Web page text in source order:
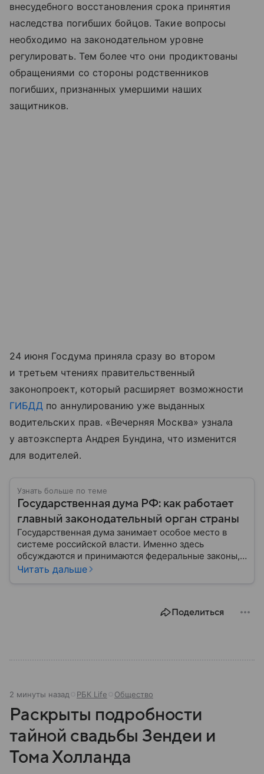
внесудебного восстановления срока принятия
наследства погибших бойцов. Такие вопросы
необходимо на законодательном уровне
регулировать. Тем более что они продиктованы
обращениями со стороны родственников
погибших, признанных умершими наших
защитников.
24 июня Госдума приняла сразу во втором
и третьем чтениях правительственный
законопроект, который расширяет возможности
ГИБДД по аннулированию уже выданных
водительских прав. «Вечерняя Москва» узнала
у автоэксперта Андрея Бундина, что изменится
для водителей.
Узнать больше по теме
Государственная дума РФ: как работает
главный законодательный орган страны
Государственная дума занимает особое место в
системе российской власти. Именно здесь
обсуждаются и принимаются федеральные законы,
определяющие развитие государства, экономики и
Разбираемся, как устроена Госдума, какие
Читать дальше
Поделиться
2 минуты назад РБК Life Общество
Раскрыты подробности
тайной свадьбы Зендеи и
Тома Холланда